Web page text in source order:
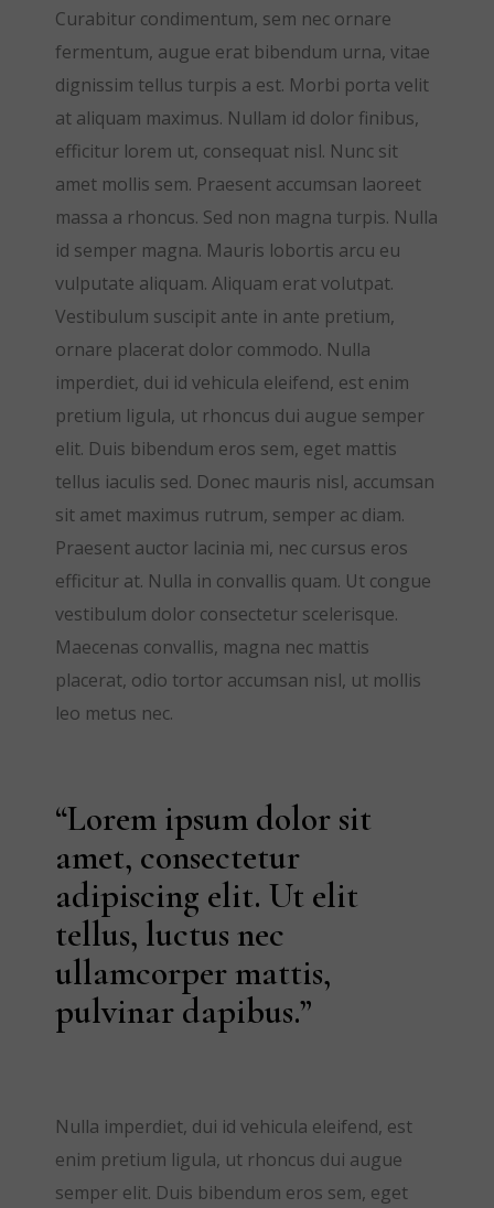
Curabitur condimentum, sem nec ornare
fermentum, augue erat bibendum urna, vitae
dignissim tellus turpis a est. Morbi porta velit
at aliquam maximus. Nullam id dolor finibus,
efficitur lorem ut, consequat nisl. Nunc sit
amet mollis sem. Praesent accumsan laoreet
massa a rhoncus. Sed non magna turpis. Nulla
id semper magna. Mauris lobortis arcu eu
vulputate aliquam. Aliquam erat volutpat.
Vestibulum suscipit ante in ante pretium,
ornare placerat dolor commodo. Nulla
imperdiet, dui id vehicula eleifend, est enim
pretium ligula, ut rhoncus dui augue semper
elit. Duis bibendum eros sem, eget mattis
tellus iaculis sed. Donec mauris nisl, accumsan
sit amet maximus rutrum, semper ac diam.
Praesent auctor lacinia mi, nec cursus eros
efficitur at. Nulla in convallis quam. Ut congue
vestibulum dolor consectetur scelerisque.
Maecenas convallis, magna nec mattis
placerat, odio tortor accumsan nisl, ut mollis
leo metus nec.
“Lorem ipsum dolor sit
amet, consectetur
adipiscing elit. Ut elit
tellus, luctus nec
ullamcorper mattis,
pulvinar dapibus.”
Nulla imperdiet, dui id vehicula eleifend, est
enim pretium ligula, ut rhoncus dui augue
semper elit. Duis bibendum eros sem, eget